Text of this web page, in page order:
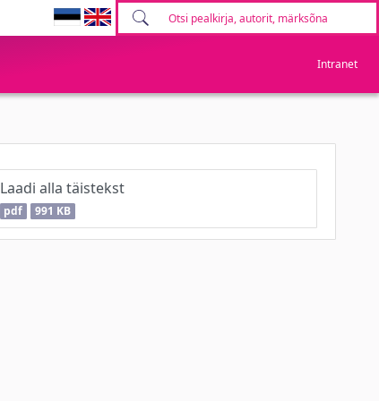
Intranet
Laadi alla täistekst
pdf 991 KB